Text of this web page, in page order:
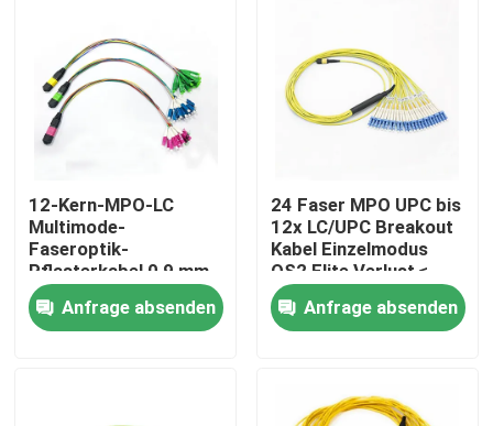
12-Kern-MPO-LC
Multimode-
Faseroptik-
Pflasterkabel 0,9 mm
für MPO-Kassetten
und modulare Gehäuse
Anfrage absenden
24 Faser MPO UPC bis
12x LC/UPC Breakout
Kabel Einzelmodus
OS2 Elite Verlust ≤
0,35 dB Typ B LSZH
3,0 mmAnfrage absenden